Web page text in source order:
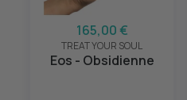
165,00 €
TREAT YOUR SOUL
Eos - Obsidienne